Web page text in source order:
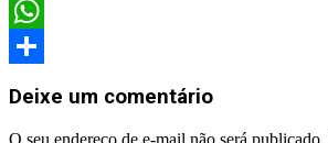
Copy
Link
WhatsApp
Deixe um comentário
O seu endereço de e-mail não será publicado.